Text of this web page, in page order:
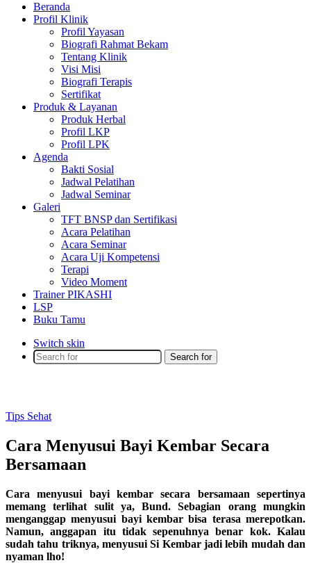
Beranda
Profil Klinik
Profil Yayasan
Biografi Rahmat Bekam
Tentang Klinik
Visi Misi
Biografi Terapis
Sertifikat
Produk & Layanan
Produk Herbal
Profil LKP
Profil LPK
Agenda
Bakti Sosial
Jadwal Pelatihan
Jadwal Seminar
Galeri
TFT BNSP dan Sertifikasi
Acara Pelatihan
Acara Seminar
Acara Uji Kompetensi
Terapi
Video Moment
Trainer PIKASHI
LSP
Buku Tamu
Switch skin
Search for
Tips Sehat
Cara Menyusui Bayi Kembar Secara
Bersamaan
Cara menyusui bayi kembar secara bersamaan sepertinya
memang terlihat sulit ya, Bund. Sebagian orang mungkin
menganggap menyusui bayi kembar bisa terasa merepotkan.
Namun, anggapan itu tidak sepenuhnya benar kok. Kalau
sudah tahu triknya, menyusui Si Kembar jadi lebih mudah dan
nyaman lho!